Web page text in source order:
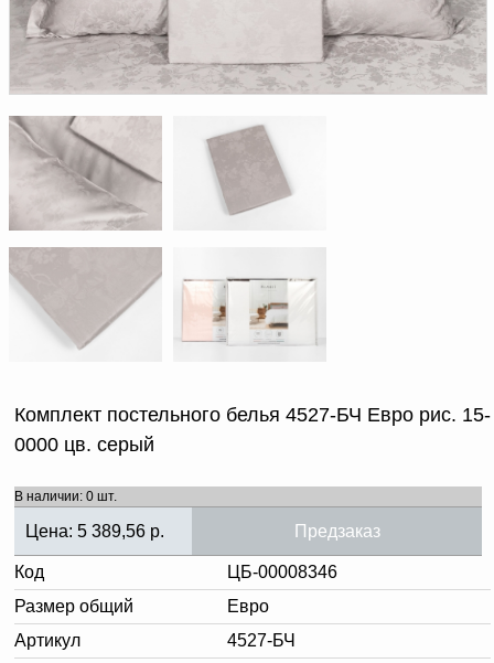
Доверенность на
получение груза
Документы по работе с
персональными данными
Письмо руководителю
Вопросы и ответы
Новости | Статьи
Комплект постельного белья 4527-БЧ Евро рис. 15-
0000 цв. серый
В наличии: 0 шт.
Цена: 5 389,56 р. Предзаказ
Код
ЦБ-00008346
Размер общий
Евро
Артикул
4527-БЧ